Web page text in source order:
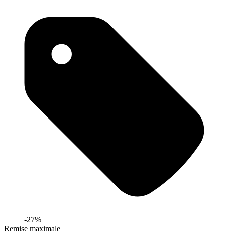
-27%
Remise maximale